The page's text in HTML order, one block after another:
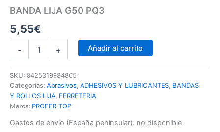
BANDA LIJA G50 PQ3
5,55€
- + Añadir al carrito
SKU: 8425319984865
Categorías: Abrasivos, ADHESIVOS Y LUBRICANTES, BANDAS
Y ROLLOS LIJA, FERRETERIA
Marca: PROFER TOP
Gastos de envío (España peninsular): no disponible